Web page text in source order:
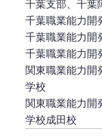
千葉支部、千葉
千葉職業能力開
千葉職業能力開
千葉職業能力開
関東職業能力開
学校
関東職業能力開
学校成田校